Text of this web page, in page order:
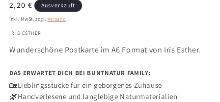
abzugeben.
Normaler
Preis
2,20 € Ausverkauft
inkl. MwSt. zzgl. Versand
IRIS ESTHER
Wunderschöne Postkarte im A6 Format von Iris Esther.
DAS ERWARTET DICH BEI BUNTNATUR FAMILY:
🏡Lieblingsstücke für ein geborgenes Zuhause
🌿Handverlesene und langlebige Naturmaterialien